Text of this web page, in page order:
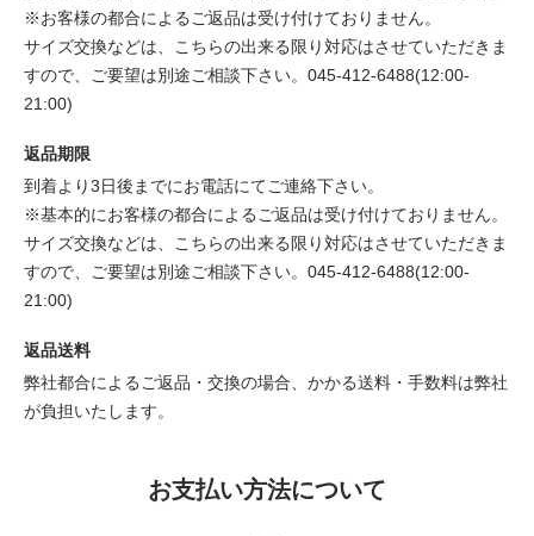
※お客様の都合によるご返品は受け付けておりません。
サイズ交換などは、こちらの出来る限り対応はさせていただきま
すので、ご要望は別途ご相談下さい。045-412-6488(12:00-
21:00)
返品期限
到着より3日後までにお電話にてご連絡下さい。
※基本的にお客様の都合によるご返品は受け付けておりません。
サイズ交換などは、こちらの出来る限り対応はさせていただきま
すので、ご要望は別途ご相談下さい。045-412-6488(12:00-
21:00)
返品送料
弊社都合によるご返品・交換の場合、かかる送料・手数料は弊社
が負担いたします。
お支払い方法について